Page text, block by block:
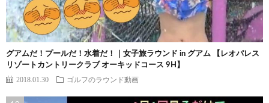
グアムだ！プールだ！水着だ！｜女子旅ラウンド in グアム 【レオパレス
リゾートカントリークラブ オーキッドコース 9H】
2018.01.30 ゴルフのラウンド動画